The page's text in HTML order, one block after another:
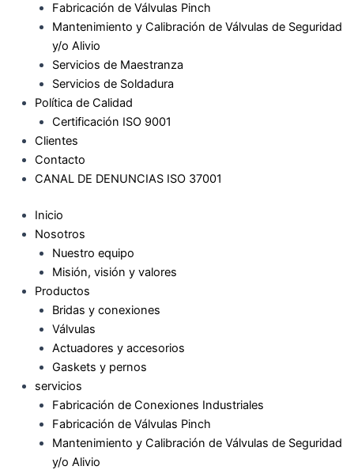
Fabricación de Válvulas Pinch
Mantenimiento y Calibración de Válvulas de Seguridad
y/o Alivio
Servicios de Maestranza
Servicios de Soldadura
Política de Calidad
Certificación ISO 9001
Clientes
Contacto
CANAL DE DENUNCIAS ISO 37001
Inicio
Nosotros
Nuestro equipo
Misión, visión y valores
Productos
Bridas y conexiones
Válvulas
Actuadores y accesorios
Gaskets y pernos
servicios
Fabricación de Conexiones Industriales
Fabricación de Válvulas Pinch
Mantenimiento y Calibración de Válvulas de Seguridad
y/o Alivio